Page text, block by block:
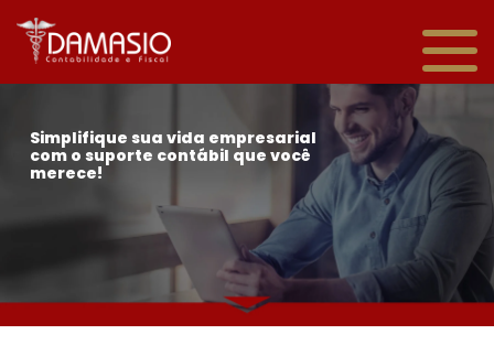
Simplifique sua vida empresarial
com o suporte contábil que você
merece!